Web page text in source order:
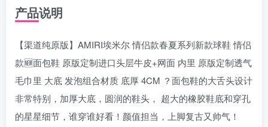
产品说明
【渠道纯原版】AMIRI埃米尔 情侣款春夏系列新款球鞋 情侣
款🆕面包鞋 原版定制进口头层牛皮+网面 内里 原版定制透气
毛巾里 大底 发泡组合材质 底厚 4CM ？面包鞋的大舌头设计
非常特别，加厚大底，圆润的鞋头， 超大的橡胶鞋底和穿孔
的星星细节，谁穿谁好看！颜值担当，上脚复古又帅气！